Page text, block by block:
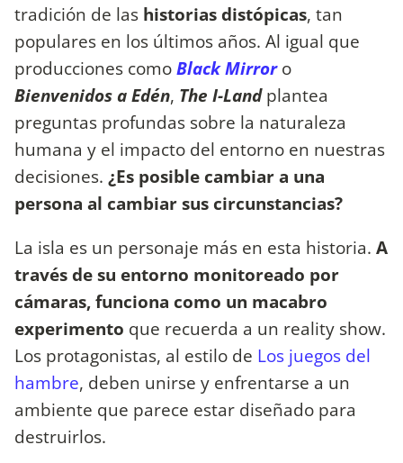
tradición de las historias distópicas, tan
populares en los últimos años. Al igual que
producciones comoBlack Mirror o
Bienvenidos a Edén, The I-Land plantea
preguntas profundas sobre la naturaleza
humana y el impacto del entorno en nuestras
decisiones. ¿Es posible cambiar a una
persona al cambiar sus circunstancias?
La isla es un personaje más en esta historia. A
través de su entorno monitoreado por
cámaras, funciona como un macabro
experimento que recuerda a un reality show.
Los protagonistas, al estilo de Los juegos del
hambre, deben unirse y enfrentarse a un
ambiente que parece estar diseñado para
destruirlos.